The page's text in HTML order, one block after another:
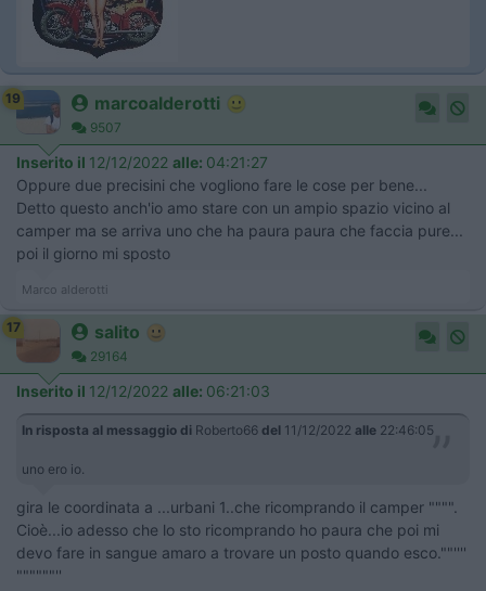
19 marcoalderotti
9507
Inserito il 12/12/2022 alle: 04:21:27
Oppure due precisini che vogliono fare le cose per bene...
Detto questo anch'io amo stare con un ampio spazio vicino al
camper ma se arriva uno che ha paura paura che faccia pure...
poi il giorno mi sposto
Marco alderotti
17 salito
29164
Inserito il 12/12/2022 alle: 06:21:03
In risposta al messaggio di Roberto66 del 11/12/2022 alle 22:46:05
uno ero io.
gira le coordinata a ...urbani 1..che ricomprando il camper """".
Cioè...io adesso che lo sto ricomprando ho paura che poi mi
devo fare in sangue amaro a trovare un posto quando esco.""''''
""""""''